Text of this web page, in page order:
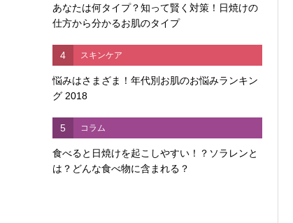
あなたは何タイプ？知って賢く対策！日焼けの
仕方から分かるお肌のタイプ
4 スキンケア
悩みはさまざま！年代別お肌のお悩みランキン
グ 2018
5 コラム
食べると日焼けを起こしやすい！？ソラレンと
は？どんな食べ物に含まれる？